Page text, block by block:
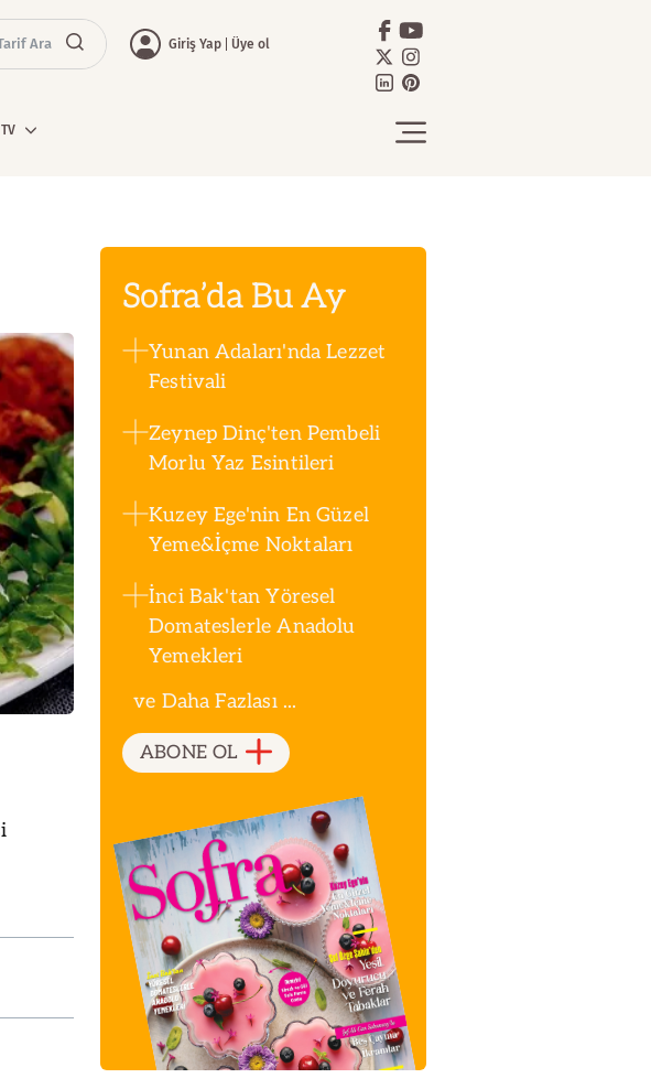
Ara Giriş Yap Üye ol
Sofra’da Bu Ay
Yunan Adaları'nda Lezzet
Festivali
Zeynep Dinç'ten Pembeli
Morlu Yaz Esintileri
Kuzey Ege'nin En Güzel
Yeme&İçme Noktaları
İnci Bak'tan Yöresel
Domateslerle Anadolu
Yemekleri
ve Daha Fazlası ...
ABONE OL